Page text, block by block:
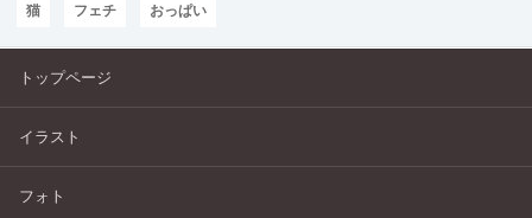
猫 フェチ おっぱい
トップページ
イラスト
フォト